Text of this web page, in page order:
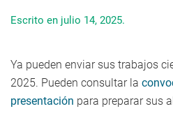
Escrito en julio 14, 2025.
Ya pueden enviar sus trabajos
2025. Pueden consultar la
presentación para preparar sus